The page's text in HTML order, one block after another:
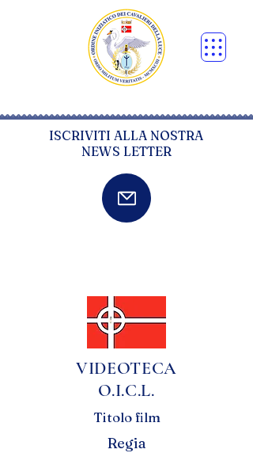
ISCRIVITI ALLA NOSTRA
NEWS LETTER
VIDEOTECA
O.I.C.L.
Titolo film
Regia